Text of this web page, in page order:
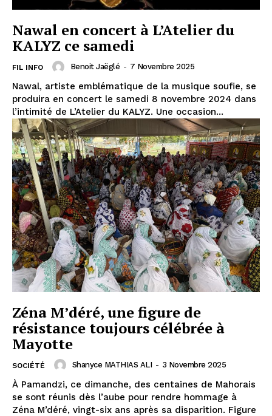
Nawal en concert à L’Atelier du
KALYZ ce samedi
FIL INFO Benoit Jaëglé - 7 Novembre 2025
Nawal, artiste emblématique de la musique soufie, se
produira en concert le samedi 8 novembre 2024 dans
l’intimité de L’Atelier du KALYZ. Une occasion...
Zéna M’déré, une figure de
résistance toujours célébrée à
Mayotte
SOCIÉTÉ Shanyce MATHIAS ALI - 3 Novembre 2025
À Pamandzi, ce dimanche, des centaines de Mahorais
se sont réunis dès l’aube pour rendre hommage à
Zéna M’déré, vingt-six ans après sa disparition. Figure